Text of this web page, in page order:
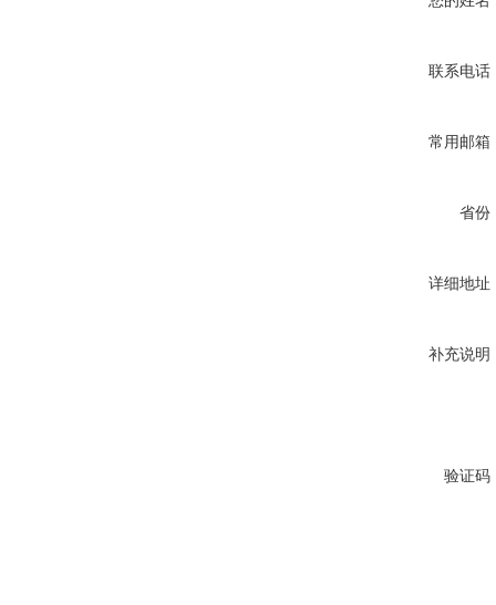
联系电话
常用邮箱
省份
详细地址
补充说明
验证码